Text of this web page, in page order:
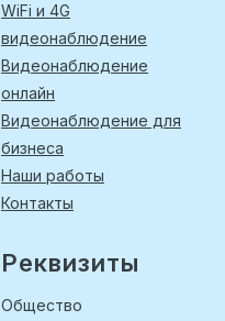
WiFi и 4G
видеонаблюдение
Видеонаблюдение
онлайн
Видеонаблюдение для
бизнеса
Наши работы
Контакты
Реквизиты
Общество